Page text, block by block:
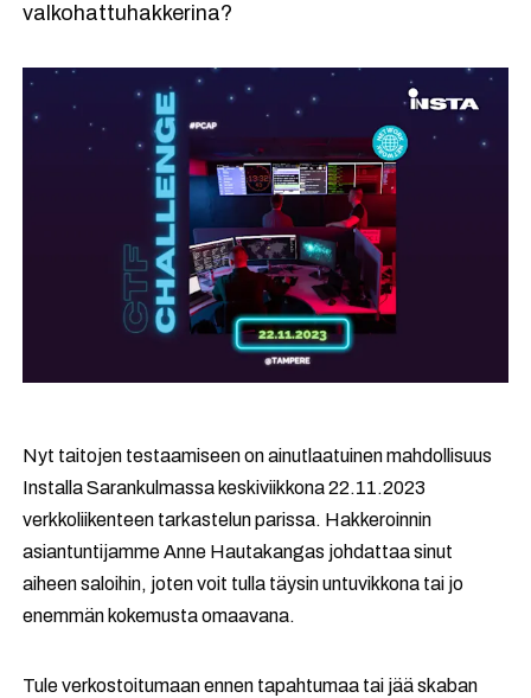
valkohattuhakkerina?
Nyt taitojen testaamiseen on ainutlaatuinen mahdollisuus
Installa Sarankulmassa keskiviikkona 22.11.2023
verkkoliikenteen tarkastelun parissa. Hakkeroinnin
asiantuntijamme Anne Hautakangas johdattaa sinut
aiheen saloihin, joten voit tulla täysin untuvikkona tai jo
enemmän kokemusta omaavana.
Tule verkostoitumaan ennen tapahtumaa tai jää skaban